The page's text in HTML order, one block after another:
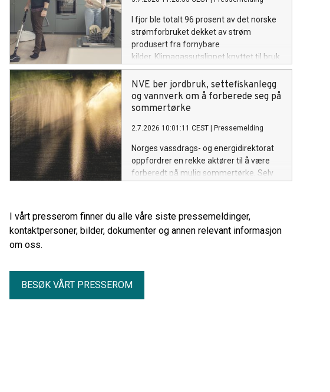
I fjor ble totalt 96 prosent av det norske
strømforbruket dekket av strøm
produsert fra fornybare
kilder. Klimagassutslippet knyttet til bruk
av strøm i Norge har gått ned blant
annet på grunn av mindre import fra
naboland med høyere andel
kraftproduksjon med klimautslipp. Det
levert strøm i 2025.
NVE ber jordbruk, settefiskanlegg
og vannverk om å forberede seg på
sommertørke
2.7.2026 10:01:11 CEST Pressemelding
Norges vassdrags- og energidirektorat
oppfordrer en rekke aktører til å være
forberedt på mulig sommertørke. Selv
overvåking og tiltak dersom situasjonen
endrer seg gjennom sommeren.
I vårt presserom finner du alle våre siste pressemeldinger,
kontaktpersoner, bilder, dokumenter og annen relevant informasjon
om oss.
BESØK VÅRT PRESSEROM